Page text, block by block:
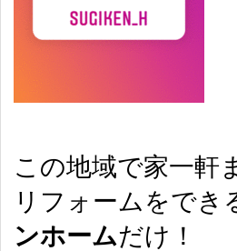
この地域で家一軒
リフォームをでき
ンホームだけ！